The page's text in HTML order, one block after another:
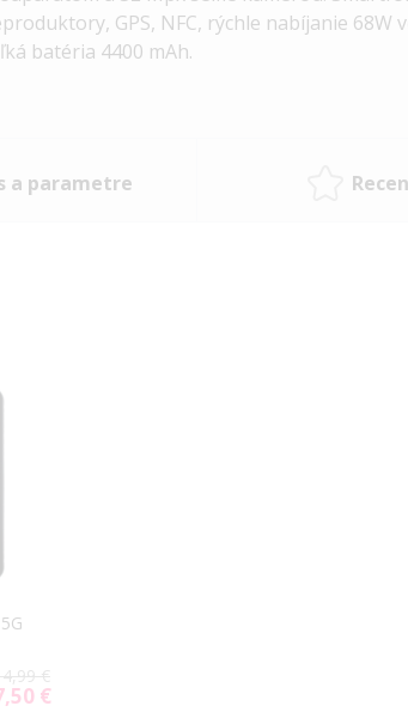
GPS, NFC, rýchle nabíjanie 68W
batéria 4400 mAh.
a parametre
€
€